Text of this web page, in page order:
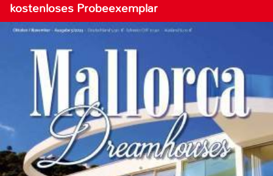
kostenloses Probeexemplar